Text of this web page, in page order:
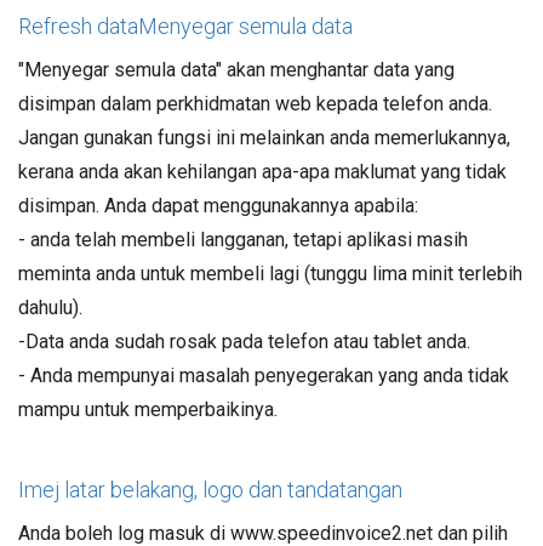
Refresh dataMenyegar semula data
"Menyegar semula data" akan menghantar data yang
disimpan dalam perkhidmatan web kepada telefon anda.
Jangan gunakan fungsi ini melainkan anda memerlukannya,
kerana anda akan kehilangan apa-apa maklumat yang tidak
disimpan. Anda dapat menggunakannya apabila:
- anda telah membeli langganan, tetapi aplikasi masih
meminta anda untuk membeli lagi (tunggu lima minit terlebih
dahulu).
-Data anda sudah rosak pada telefon atau tablet anda.
- Anda mempunyai masalah penyegerakan yang anda tidak
mampu untuk memperbaikinya.
Imej latar belakang, logo dan tandatangan
Anda boleh log masuk di www.speedinvoice2.net dan pilih